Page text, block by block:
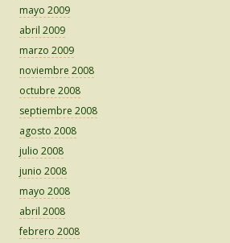
mayo 2009
abril 2009
marzo 2009
noviembre 2008
octubre 2008
septiembre 2008
agosto 2008
julio 2008
junio 2008
mayo 2008
abril 2008
febrero 2008